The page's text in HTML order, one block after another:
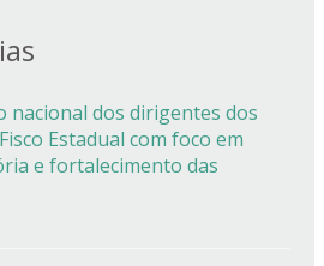
nacional dos dirigentes dos
Estadual com foco em
e fortalecimento das